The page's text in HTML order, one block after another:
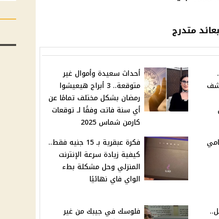
متدرج
أحداث سعيدة وأموال غير
متوقعة.. 3 أبراج هيعيشوا
رمضان بشكل مختلف تمامًا عن
أي سنة فاتت وفقًا لـ توقعات
كارمن شماس 2025
فكرة عبقرية بـ 15 جنيه فقط..
كيفية زيادة سرعة الإنترنت
المنزلي وحل مشكلة بطء
الواي فاي نهائيًا
فلوسك في جيبك من غير